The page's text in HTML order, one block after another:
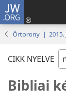
JW.ORG
Őrtorony | 2015.
CIKK NYELVE
Bibliai